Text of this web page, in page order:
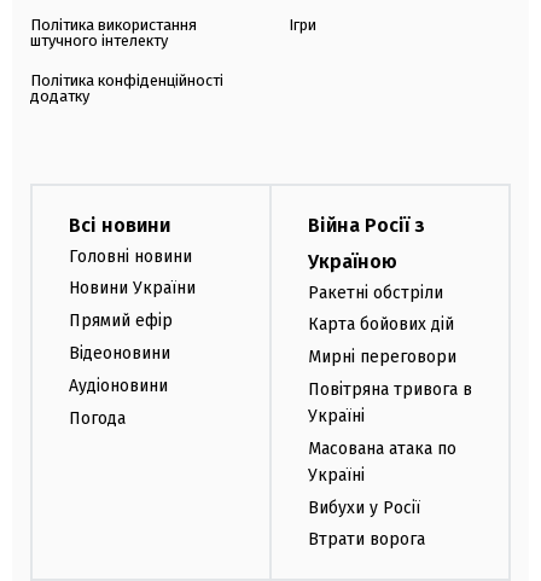
Політика використання
штучного інтелекту
Політика конфіденційності
додатку
Ігри
Всі новини
Головні новини
Новини України
Прямий ефір
Відеоновини
Аудіоновини
Погода
Війна Росії з
Україною
Ракетні обстріли
Карта бойових дій
Мирні переговори
Повітряна тривога в
Україні
Масована атака по
Україні
Вибухи у Росії
Втрати ворога